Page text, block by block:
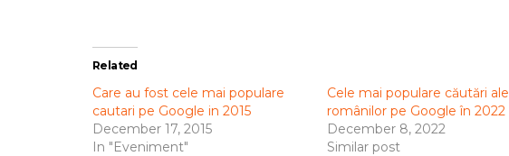
Related
Care au fost cele mai populare
cautari pe Google in 2015
December 17, 2015
In "Eveniment"
Cele mai populare căutări ale
românilor pe Google în 2022
December 8, 2022
Similar post